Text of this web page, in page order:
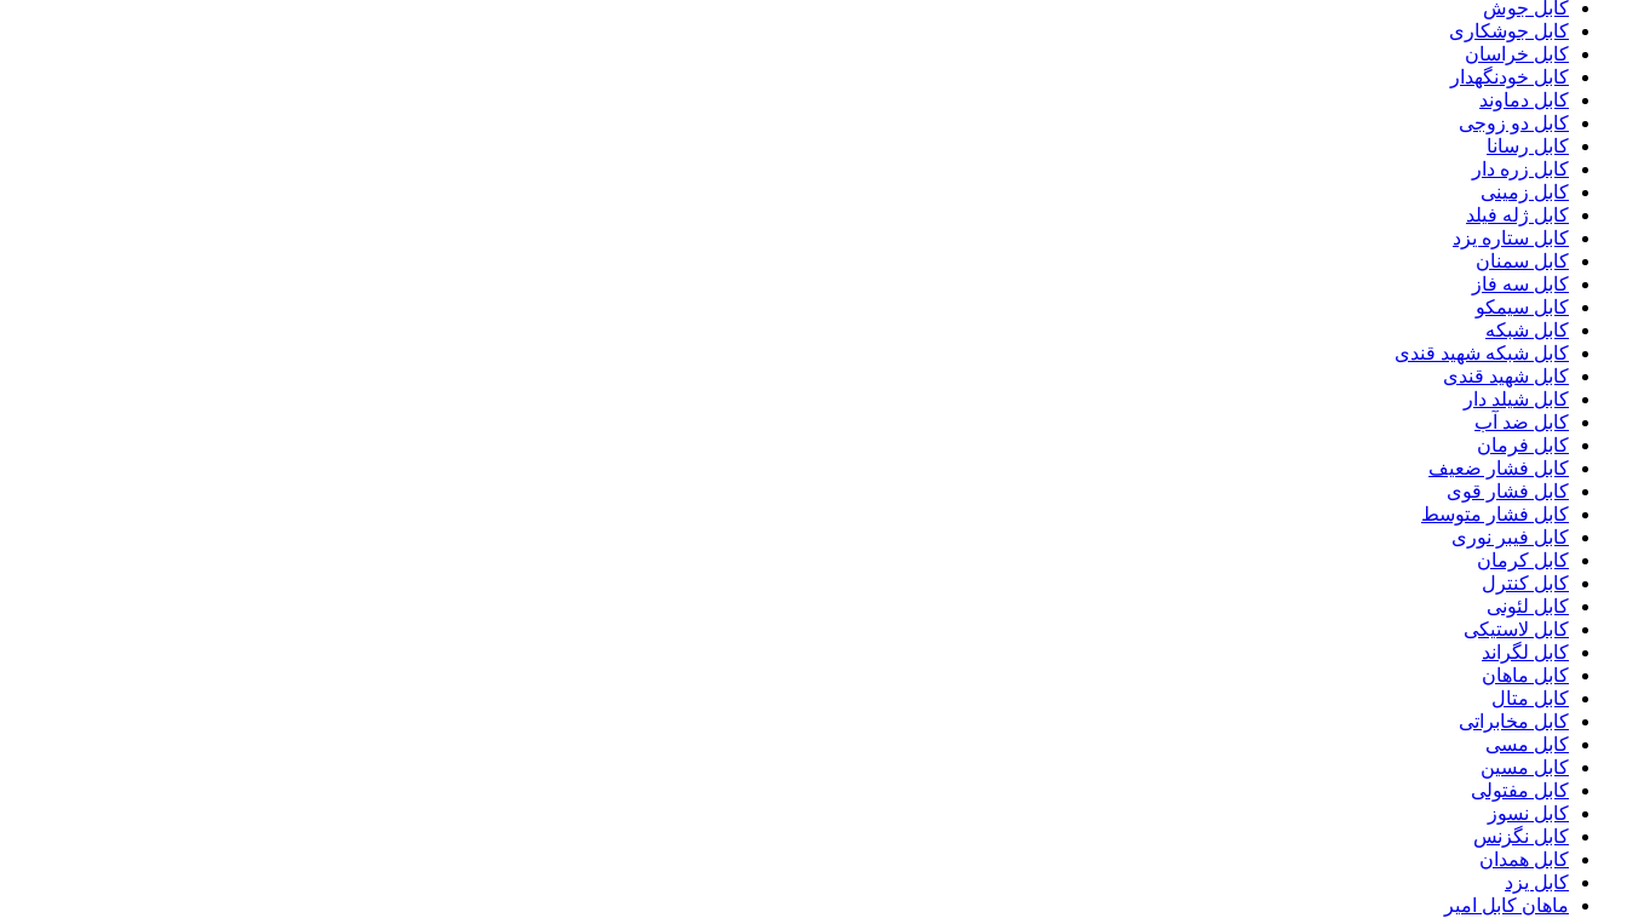
کابل جوش
کابل جوشکاری
کابل خراسان
کابل خودنگهدار
کابل دماوند
کابل دو زوجی
کابل رسانا
کابل زره دار
کابل زمینی
کابل ژله فیلد
کابل ستاره یزد
کابل سمنان
کابل سه فاز
کابل سیمکو
کابل شبکه
کابل شبکه شهید قندی
کابل شهید قندی
کابل شیلد دار
کابل ضد آب
کابل فرمان
کابل فشار ضعیف
کابل فشار قوی
کابل فشار متوسط
کابل فیبر نوری
کابل کرمان
کابل کنترل
کابل لئونی
کابل لاستیکی
کابل لگراند
کابل ماهان
کابل متال
کابل مخابراتی
کابل مسی
کابل مسین
کابل مفتولی
کابل نسوز
کابل نگزنس
کابل همدان
کابل یزد
ماهان کابل امیر